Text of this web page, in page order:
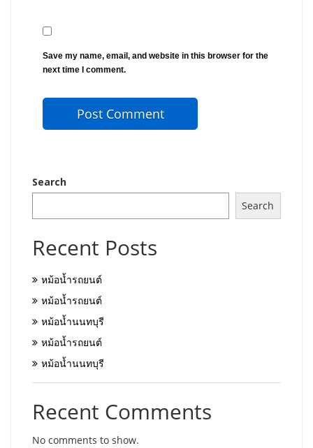
Save my name, email, and website in this browser for the
next time I comment.
Search
Search
Recent Posts
หม้อน้ำรถยนต์
หม้อน้ำรถยนต์
หม้อน้ำนนทบุรี
หม้อน้ำรถยนต์
หม้อน้ำนนทบุรี
Recent Comments
No comments to show.